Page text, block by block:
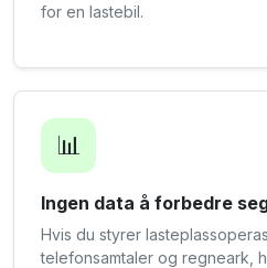
for en lastebil.
📊
Ingen data å forbedre
Hvis du styrer
telefonsamtaler og regneark,